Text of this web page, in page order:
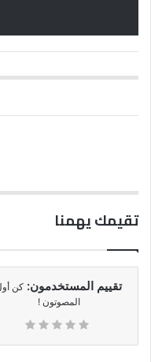
تقيمك يهمنا
تقييم المستخدمون: كن
المصوتون !